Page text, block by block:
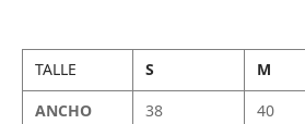
TALLE S M
ANCHO
38 40